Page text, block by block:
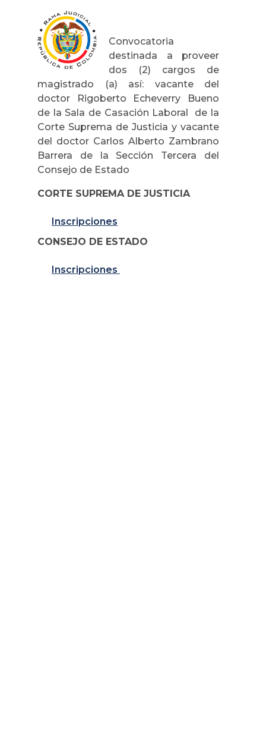
Convocatoria
destinada a proveer
dos (2) cargos de
magistrado (a) así: vacante del
doctor Rigoberto Echeverry Bueno
de la Sala de Casación Laboral de la
Corte Suprema de Justicia y vacante
del doctor Carlos Alberto Zambrano
Barrera de la Sección Tercera del
Consejo de Estado
CORTE SUPREMA DE JUSTICIA
Inscripciones
CONSEJO DE ESTADO
Inscripciones